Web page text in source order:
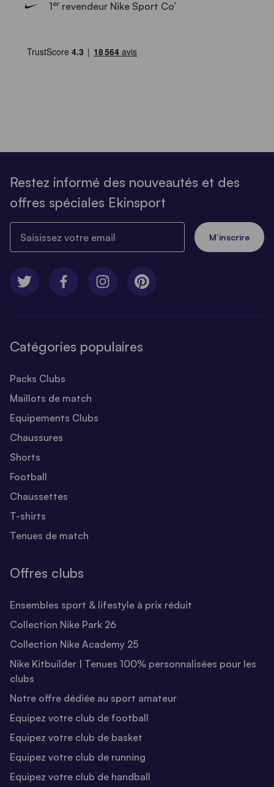
1errevendeur Nike Sport Co’
Restez informé des nouveautés et des
offres spéciales Ekinsport
M’inscrire
Catégories populaires
Packs Clubs
Maillots de match
Equipements Clubs
Chaussures
Shorts
Football
Chaussettes
T-shirts
Tenues de match
Offres clubs
Ensembles sport & lifestyle à prix réduit
Collection Nike Park 26
Collection Nike Academy 25
Nike Kitbuilder | Tenues 100% personnalisées pour les
clubs
Notre offre dédiée au sport amateur
Equipez votre club de football
Equipez votre club de basket
Equipez votre club de running
Equipez votre club de handball